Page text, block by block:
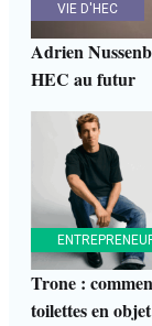
VIE D'HEC
Adrien
HEC au futur
Trone :
toilettes en